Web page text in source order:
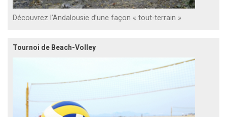
Découvrez l’Andalousie d’une façon « tout-terrain »
Tournoi de Beach-Volley